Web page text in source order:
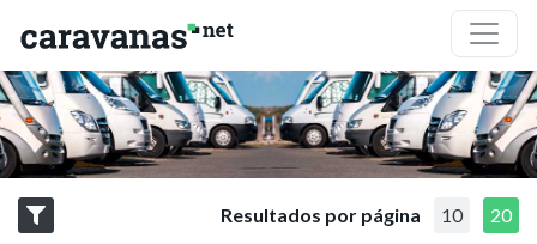
Resultados por página 10 20